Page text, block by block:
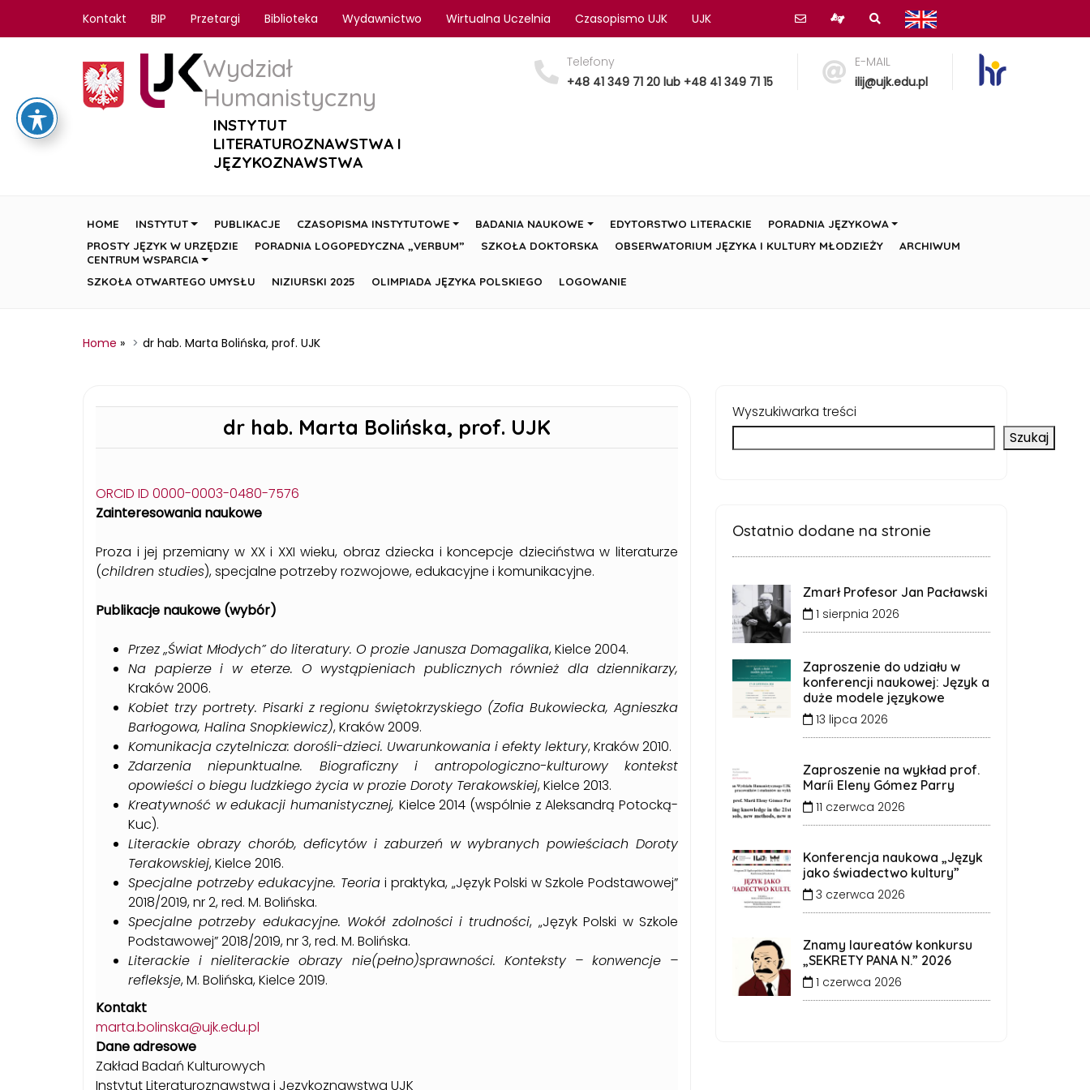
Kontakt BIP Przetargi Biblioteka Wydawnictwo Wirtualna Uczelnia Czasopismo UJK UJK
Wydział
Humanistyczny
INSTYTUT
LITERATUROZNAWSTWA I
JĘZYKOZNAWSTWA
Telefony
+48 41 349 71 20 lub +48 41 349 71 15
E-MAIL
ilij@ujk.edu.pl
HOME INSTYTUT PUBLIKACJE CZASOPISMA INSTYTUTOWE BADANIA NAUKOWE EDYTORSTWO LITERACKIE
PORADNIA JĘZYKOWA
PROSTY JĘZYK W URZĘDZIE
CENTRUM WSPARCIA
PORADNIA LOGOPEDYCZNA „VERBUM” SZKOŁA DOKTORSKA OBSERWATORIUM JĘZYKA I KULTURY MŁODZIEŻY ARCHIWUM
SZKOŁA OTWARTEGO UMYSŁU NIZIURSKI 2025 OLIMPIADA JĘZYKA POLSKIEGO LOGOWANIE
Home » dr hab. Marta Bolińska, prof. UJK
dr hab. Marta Bolińska, prof. UJK
ORCID ID 0000-0003-0480-7576
Zainteresowania naukowe
Proza i jej przemiany w XX i XXI wieku, obraz dziecka i koncepcje dzieciństwa w literaturze
(children studies), specjalne potrzeby rozwojowe, edukacyjne i komunikacyjne.
Publikacje naukowe (wybór)
Przez „Świat Młodych” do literatury. O prozie Janusza Domagalika, Kielce 2004.
Na papierze i w eterze. O wystąpieniach publicznych również dla dziennikarzy,
Kraków 2006.
Kobiet trzy portrety. Pisarki z regionu świętokrzyskiego (Zofia Bukowiecka, Agnieszka
Barłogowa, Halina Snopkiewicz), Kraków 2009.
Komunikacja czytelnicza: dorośli-dzieci. Uwarunkowania i efekty lektury, Kraków 2010.
Zdarzenia niepunktualne. Biograficzny i antropologiczno-kulturowy kontekst
opowieści o biegu ludzkiego życia w prozie Doroty Terakowskiej, Kielce 2013.
Kreatywność w edukacji humanistycznej, Kielce 2014 (wspólnie z Aleksandrą Potocką-
Kuc).
Literackie obrazy chorób, deficytów i zaburzeń w wybranych powieściach Doroty
Terakowskiej, Kielce 2016.
Specjalne potrzeby edukacyjne. Teoriai praktyka, „Język Polski w Szkole Podstawowej”
2018/2019, nr 2, red. M. Bolińska.
Specjalne potrzeby edukacyjne. Wokół zdolności i trudności, „Język Polski w Szkole
Podstawowej” 2018/2019, nr 3, red. M. Bolińska.
Literackie i nieliterackie obrazy nie(pełno)sprawności. Konteksty – konwencje –
refleksje, M. Bolińska, Kielce 2019.
Kontakt
marta.bolinska@ujk.edu.pl
Dane adresowe
Zakład Badań Kulturowych
Instytut Literaturoznawstwa i Językoznawstwa UJK
Wyszukiwarka treści
Szukaj
Ostatnio dodane na stronie
Zmarł Profesor Jan Pacławski
1 sierpnia 2026
Zaproszenie do udziału w
konferencji naukowej: Język a
duże modele językowe
13 lipca 2026
Zaproszenie na wykład prof.
Maríi Eleny Gómez Parry
11 czerwca 2026
Konferencja naukowa „Język
jako świadectwo kultury”
3 czerwca 2026
Znamy laureatów konkursu
„SEKRETY PANA N.” 2026
1 czerwca 2026